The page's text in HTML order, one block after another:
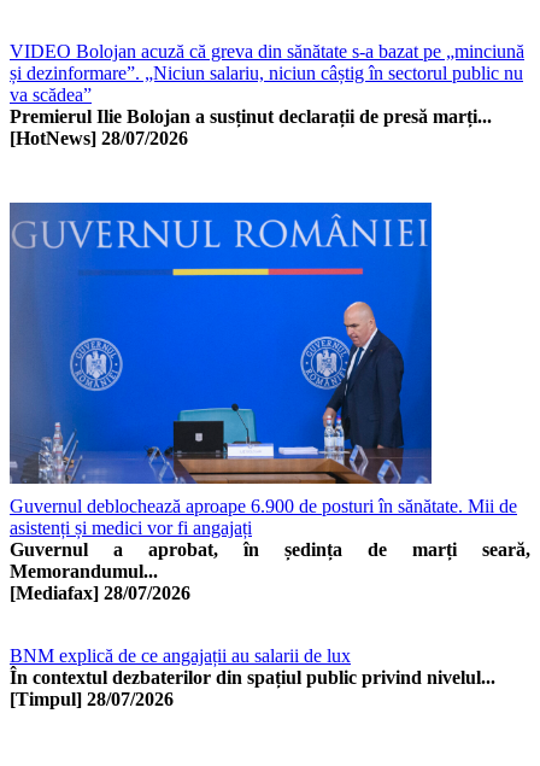
VIDEO Bolojan acuză că greva din sănătate s-a bazat pe „minciună
și dezinformare”. „Niciun salariu, niciun câștig în sectorul public nu
va scădea”
Premierul Ilie Bolojan a susținut declarații de presă marți...
[HotNews] 28/07/2026
Guvernul deblochează aproape 6.900 de posturi în sănătate. Mii de
asistenți și medici vor fi angajați
Guvernul a aprobat, în ședința de marți seară,
Memorandumul...
[Mediafax] 28/07/2026
BNM explică de ce angajații au salarii de lux
În contextul dezbaterilor din spațiul public privind nivelul...
[Timpul] 28/07/2026